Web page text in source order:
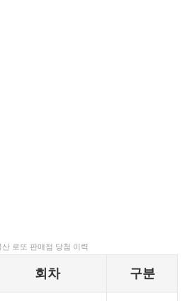
산 로또 판매점 당첨 이력
회차 구분